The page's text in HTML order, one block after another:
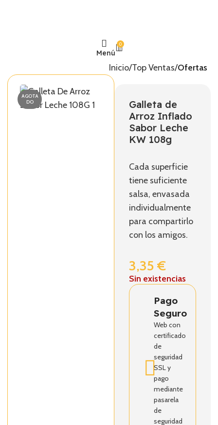
Menú
0
Inicio Top Ventas Ofertas
AGOTA
DO
Galleta de
Arroz Inflado
Sabor Leche
KW 108g
Cada superficie
tiene suficiente
salsa, envasada
individualmente
para compartirlo
con los amigos.
3,35€
Sin existencias
Pago
Seguro
Web con
certificado
de
seguridad
SSL y
pago
mediante
pasarela
de
seguridad